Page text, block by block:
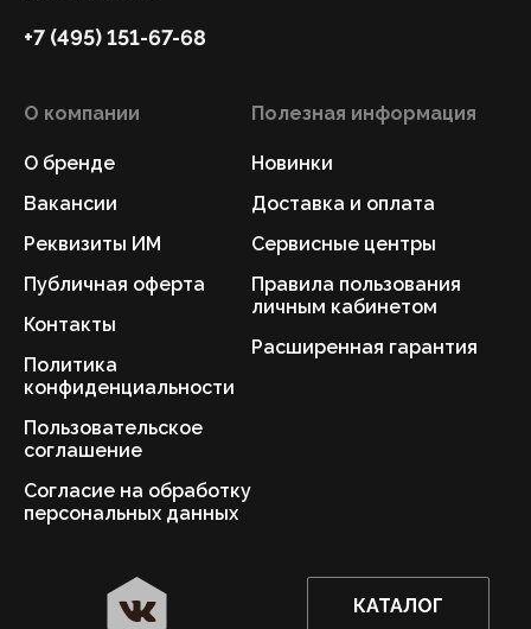
+7 (495) 151-67-68
О компании
О бренде
Вакансии
Реквизиты ИМ
Публичная оферта
Контакты
Политика
конфиденциальности
Пользовательское
соглашение
Согласие на обработку
персональных данных
Полезная информация
Новинки
Доставка и оплата
Сервисные центры
Правила пользования
личным кабинетом
Расширенная гарантия
КАТАЛОГ